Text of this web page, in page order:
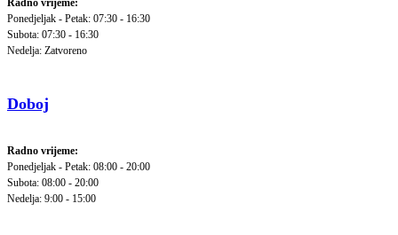
Radno vrijeme:
Ponedjeljak - Petak: 07:30 - 16:30
Subota: 07:30 - 16:30
Nedelja: Zatvoreno
Doboj
Radno vrijeme:
Ponedjeljak - Petak: 08:00 - 20:00
Subota: 08:00 - 20:00
Nedelja: 9:00 - 15:00